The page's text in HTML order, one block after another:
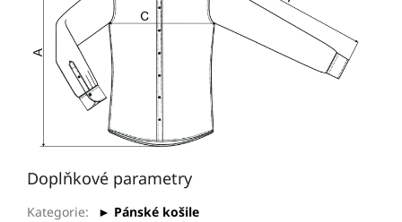
Doplňkové parametry
Kategorie:
► Pánské košile